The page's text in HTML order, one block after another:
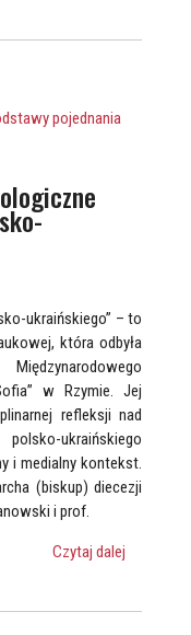
ukraińskiego” – to
która odbyła
w Rzymie. Jej
refleksji nad
ukraińskiego
i medialny kontekst.
(biskup) diecezji
i prof.
Czytaj dalej